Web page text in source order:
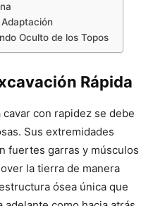
Oculto de los Topos
Rápida
con rapidez se debe
Sus extremidades
fuertes garras y músculos
la tierra de manera
ósea única que